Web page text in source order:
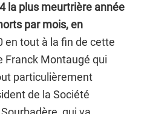
la plus meurtrière année
par mois, en
en tout à la fin de cette
Franck Montaugé qui
particulièrement
de la Société